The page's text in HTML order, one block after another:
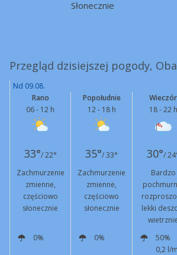
Słonecznie
Przegląd dzisiejszej pogody,
Nd 09.08.
Rano
06 - 12 h
Popołudnie
12 - 18 h
Wieczór
18 - 22 h
33°/ 22° 35°/ 33° 30°/
Zachmurzenie
zmienne,
częściowo
słonecznie
Zachmurzenie
zmienne,
częściowo
słonecznie
Bardzo
lekki
wietrznie
0% 0%
50%
0,2 l/